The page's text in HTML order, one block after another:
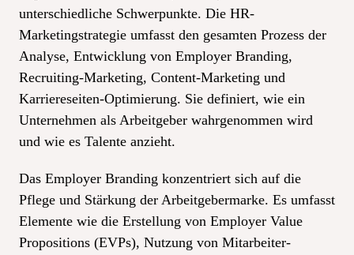
unterschiedliche Schwerpunkte. Die HR-
Marketingstrategie umfasst den gesamten Prozess der
Analyse, Entwicklung von Employer Branding,
Recruiting-Marketing, Content-Marketing und
Karriereseiten-Optimierung. Sie definiert, wie ein
Unternehmen als Arbeitgeber wahrgenommen wird
und wie es Talente anzieht.
Das Employer Branding konzentriert sich auf die
Pflege und Stärkung der Arbeitgebermarke. Es umfasst
Elemente wie die Erstellung von Employer Value
Propositions (EVPs), Nutzung von Mitarbeiter-